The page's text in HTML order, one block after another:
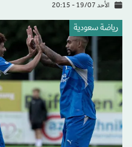
الأحد 19/07 - 20:15
رياضة سعودية